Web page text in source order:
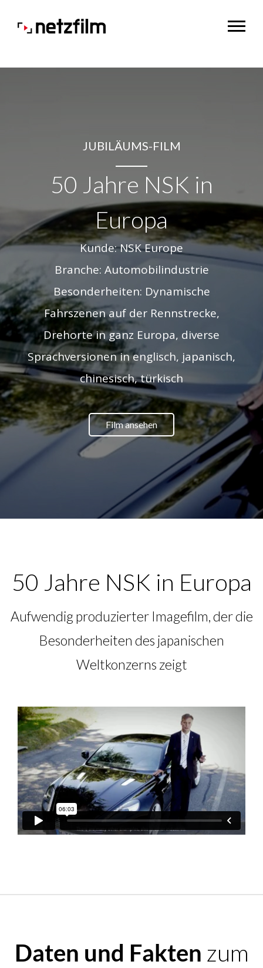
JUBILÄUMS-FILM
50 Jahre NSK in
Europa
Kunde: NSK Europe
Branche: Automobilindustrie
Besonderheiten: Dynamische
Fahrszenen auf der Rennstrecke,
Drehorte in ganz Europa, diverse
Sprachversionen in englisch, japanisch,
chinesisch, türkisch
Film ansehen
50 Jahre NSK in Europa
Aufwendig produzierter Imagefilm, der die
Besonderheiten des japanischen
Weltkonzerns zeigt
Daten und Fakten zum